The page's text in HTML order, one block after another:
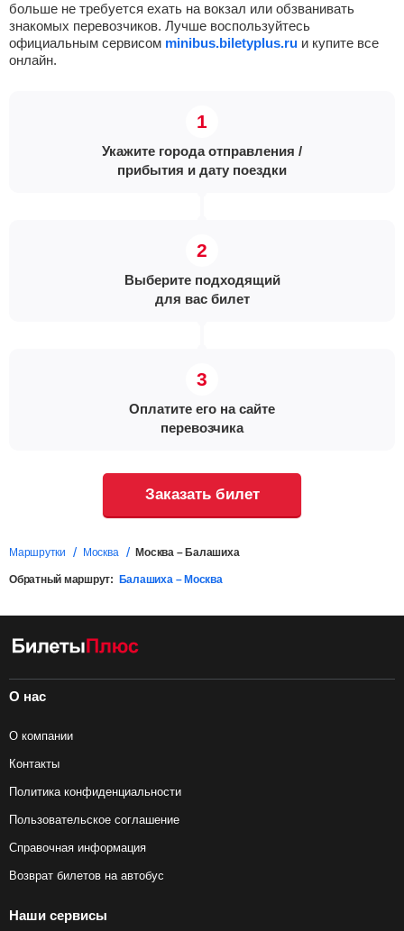
больше не требуется ехать на вокзал или обзванивать
знакомых перевозчиков. Лучше воспользуйтесь
официальным сервисом minibus.biletyplus.ru и купите все
онлайн.
Укажите города отправления /
прибытия и дату поездки
Выберите подходящий
для вас билет
Оплатите его на сайте
перевозчика
Заказать билет
Маршрутки Москва Москва – Балашиха
Обратный маршрут: Балашиха – Москва
О нас
О компании
Контакты
Политика конфиденциальности
Пользовательское соглашение
Справочная информация
Возврат билетов на автобус
Наши сервисы